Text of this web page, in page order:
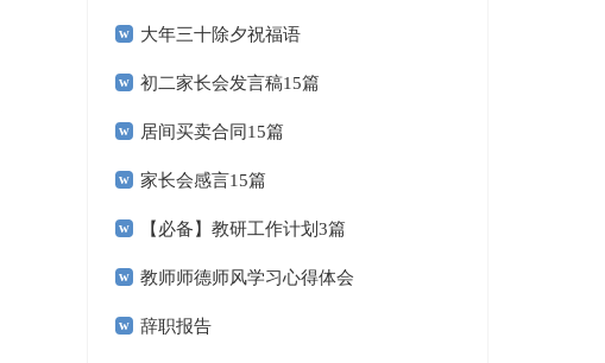
大年三十除夕祝福语
初二家长会发言稿15篇
居间买卖合同15篇
家长会感言15篇
【必备】教研工作计划3篇
教师师德师风学习心得体会
辞职报告